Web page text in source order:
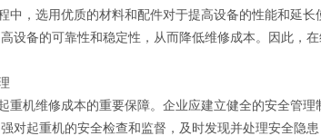
，选用优质的材料和配件对于提高设备的性能和延长
设备的可靠性和稳定性，从而降低维修成本。因此，
机维修成本的重要保障。企业应建立健全的安全管理
对起重机的安全检查和监督，及时发现并处理安全隐患